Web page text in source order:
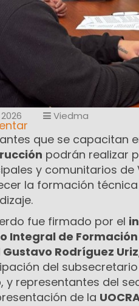
Viedma
que se capacitan
podrán realizar
y comunitarios
la formación
fue firmado por el
Integral de
Gustavo Rodríguez Uriz
del
, y representantes del
de la